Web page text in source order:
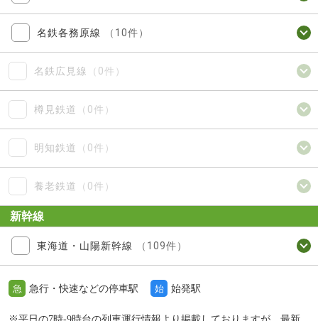
名鉄各務原線 （10件）
名鉄広見線 （0件）
樽見鉄道 （0件）
明知鉄道 （0件）
養老鉄道 （0件）
新幹線
東海道・山陽新幹線 （109件）
急 急行・快速などの停車駅 始 始発駅
※平日の7時-9時台の列車運行情報より掲載しておりますが、最新